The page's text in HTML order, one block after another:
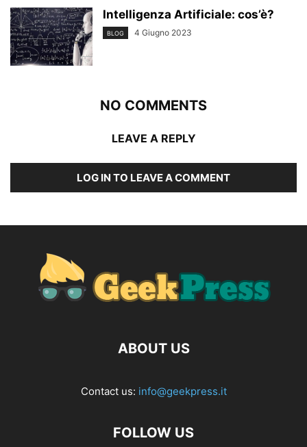
Intelligenza Artificiale: cos’è?
BLOG 4 Giugno 2023
NO COMMENTS
LEAVE A REPLY
LOG IN TO LEAVE A COMMENT
ABOUT US
Contact us: info@geekpress.it
FOLLOW US